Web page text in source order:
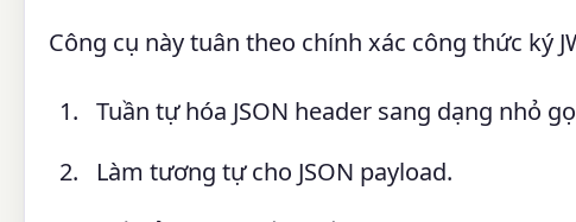
Công cụ này tuân theo chính xác công thức ký
Tuần tự hóa JSON header sang dạng nhỏ
Làm tương tự cho JSON payload.